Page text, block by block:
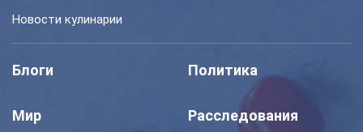
Новости кулинарии
Блоги Политика
Мир Расследования